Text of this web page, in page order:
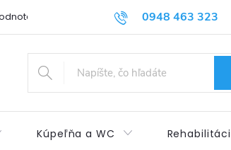
0948 463 323
obchodu Príspevok pre ŤZP
Kúpeľňa a WC